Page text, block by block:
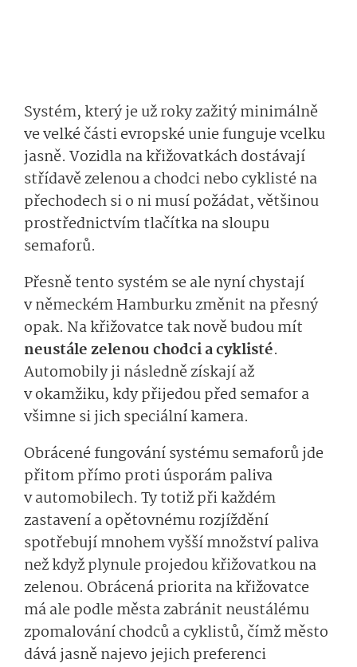
Systém, který je už roky zažitý minimálně
ve velké části evropské unie funguje vcelku
jasně. Vozidla na křižovatkách dostávají
střídavě zelenou a chodci nebo cyklisté na
přechodech si o ni musí požádat, většinou
prostřednictvím tlačítka na sloupu
semaforů.
Přesně tento systém se ale nyní chystají
v německém Hamburku změnit na přesný
opak. Na křižovatce tak nově budou mít
neustále zelenou chodci a cyklisté.
Automobily ji následně získají až
v okamžiku, kdy přijedou před semafor a
všimne si jich speciální kamera.
Obrácené fungování systému semaforů jde
přitom přímo proti úsporám paliva
v automobilech. Ty totiž při každém
zastavení a opětovnému rozjíždění
spotřebují mnohem vyšší množství paliva
než když plynule projedou křižovatkou na
zelenou. Obrácená priorita na křižovatce
má ale podle města zabránit neustálému
zpomalování chodců a cyklistů, čímž město
dává jasně najevo jejich preferenci